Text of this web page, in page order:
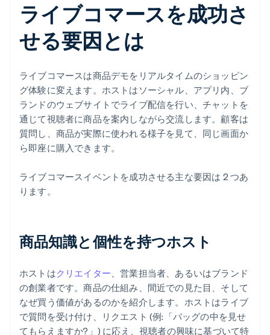
ライブコマースを成功さ
せる要因とは
ライブコマースは商品デモをリアルタイムのショッピン
グ体験に変えます。ホストはソーシャル、アプリ内、ブ
ランドのウェブサイトでライブ配信を行い、チャットを
通じて視聴者に商品を案内しながら交流します。顧客は
質問し、商品が実際に使われる様子を見て、同じ画面か
ら即座に購入できます。
ライブコマースイベントを成功させる主な要因は 2 つあ
ります。
商品知識と個性を持つホスト
ホストはクリエイター、営業担当者、あるいはブランド
の創業者です。商品の仕組み、間近での見た目、そして
なぜ買う価値があるのかを紹介します。ホストはライブ
で質問を受け付け、リクエスト (例:「バッグの中を見せ
てもらえますか?」) に応え、視聴者の興味に基づいて特